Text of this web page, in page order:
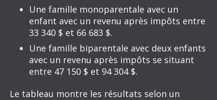
Une famille monoparentale avec un
enfant avec un revenu après impôts entre
33 340 $ et 66 683 $.
Une famille biparentale avec deux enfants
avec un revenu après impôts se situant
entre 47 150 $ et 94 304 $.
Le tableau montre les résultats selon un